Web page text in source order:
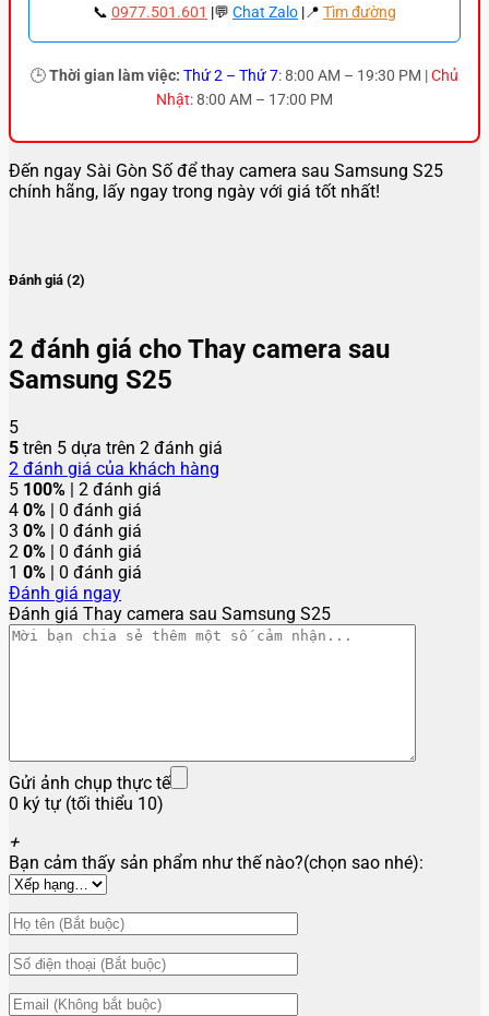
📞 0977.501.601 |💬 Chat Zalo |📍 Tìm đường
🕒Thời gian làm việc: Thứ 2 – Thứ 7: 8:00 AM – 19:30 PM |Chủ
Nhật: 8:00 AM – 17:00 PM
Đến ngay Sài Gòn Số để thay camera sau Samsung S25
chính hãng, lấy ngay trong ngày với giá tốt nhất!
Đánh giá (2)
2 đánh giá cho Thay camera sau
Samsung S25
5
5 trên 5 dựa trên 2 đánh giá
2 đánh giá của khách hàng
5 100% | 2 đánh giá
4 0% | 0 đánh giá
3 0% | 0 đánh giá
2 0% | 0 đánh giá
1 0% | 0 đánh giá
Đánh giá ngay
Đánh giá Thay camera sau Samsung S25
Gửi ảnh chụp thực tế
0 ký tự (tối thiểu 10)
+
Bạn cảm thấy sản phẩm như thế nào?(chọn sao nhé):